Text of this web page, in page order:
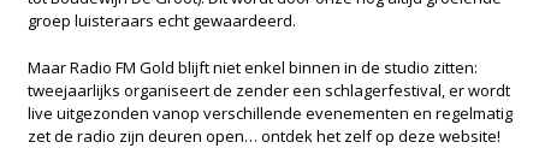
groep luisteraars echt gewaardeerd.
Maar Radio FM Gold blijft niet enkel binnen in de studio zitten:
tweejaarlijks organiseert de zender een schlagerfestival, er wordt
live uitgezonden vanop verschillende evenementen en regelmatig
zet de radio zijn deuren open… ontdek het zelf op deze website!